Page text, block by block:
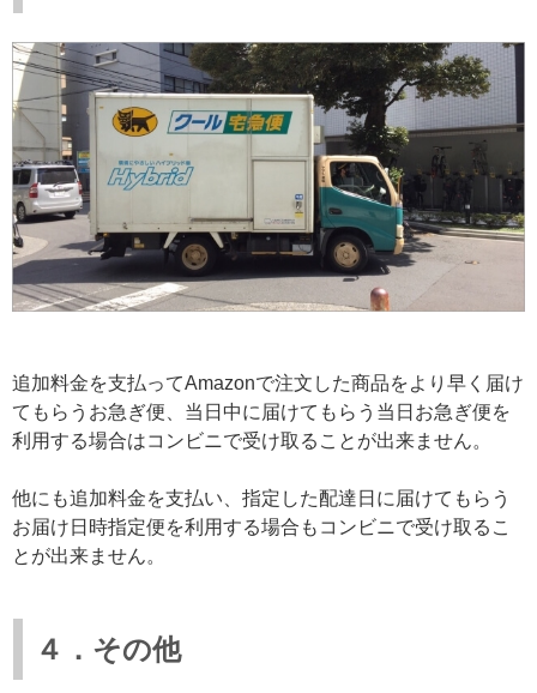
追加料金を支払ってAmazonで注文した商品をより早く届け
てもらうお急ぎ便、当日中に届けてもらう当日お急ぎ便を
利用する場合はコンビニで受け取ることが出来ません。
他にも追加料金を支払い、指定した配達日に届けてもらう
お届け日時指定便を利用する場合もコンビニで受け取るこ
とが出来ません。
４．その他